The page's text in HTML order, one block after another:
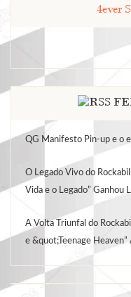
4ever
QG Manifesto Pin-up e o
O Legado Vivo do
Vida e o Legado” Ganhou
A Volta Triunfal do
e &quot;Teenage Heaven”